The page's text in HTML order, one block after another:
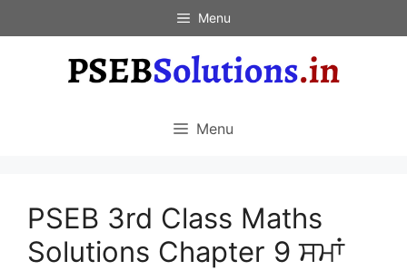
to
Menu
Menu
PSEB 3rd Class Maths
Solutions Chapter 9 ਸਮਾਂ